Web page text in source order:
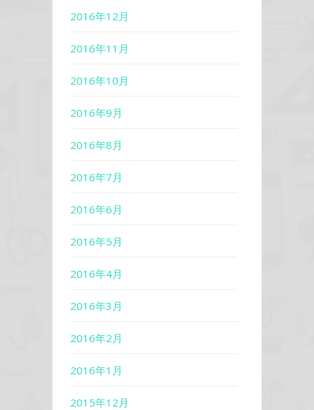
2016年12月
2016年11月
2016年10月
2016年9月
2016年8月
2016年7月
2016年6月
2016年5月
2016年4月
2016年3月
2016年2月
2016年1月
2015年12月